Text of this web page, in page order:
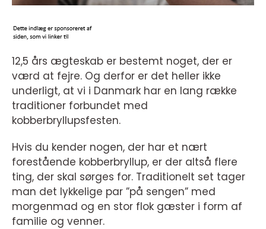
12,5 års ægteskab er bestemt noget, der er
værd at fejre. Og derfor er det heller ikke
underligt, at vi i Danmark har en lang række
traditioner forbundet med
kobberbryllupsfesten.
Hvis du kender nogen, der har et nært
forestående kobberbryllup, er der altså flere
ting, der skal sørges for. Traditionelt set tager
man det lykkelige par ”på sengen” med
morgenmad og en stor flok gæster i form af
familie og venner.